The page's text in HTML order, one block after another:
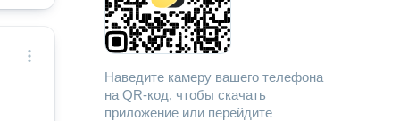
Наведите камеру вашего телефона
на QR-код, чтобы скачать
приложение или перейдите